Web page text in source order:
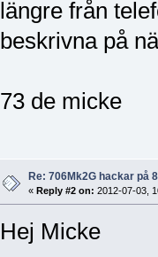
längre från
beskrivna på
73 de micke
Re: 706Mk2G hackar på
« Reply #2 on: 2012-07-03,
Hej Micke